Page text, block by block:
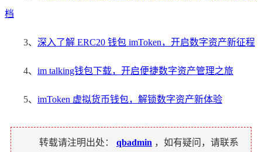
档
3、 深入了解 ERC20 钱包 imToken，开启数字资产新征程
4、 im talking钱包下载，开启便捷数字资产管理之旅
5、 imToken 虚拟货币钱包，解锁数字资产新体验
转载请注明出处： qbadmin ，如有疑问，请联系